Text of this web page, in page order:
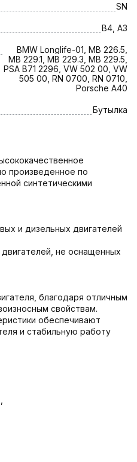
SN
B4, A3
BMW Longlife-01, MB 226.5,
MB 229.1, MB 229.3, MB 229.5,
PSA B71 2296, VW 502 00, VW
505 00, RN 0700, RN 0710,
Porsche A40
Бутылка
произведенное по
синтетическими
и дизельных двигателей
не оснащенных
благодаря отличным
свойствам.
обеспечивают
и стабильную работу